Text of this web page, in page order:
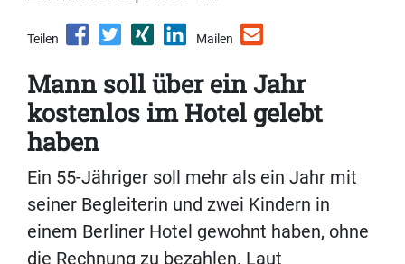
Teilen Mailen
Mann soll über ein Jahr
kostenlos im Hotel gelebt
haben
Ein 55-Jähriger soll mehr als ein Jahr mit
seiner Begleiterin und zwei Kindern in
einem Berliner Hotel gewohnt haben, ohne
die Rechnung zu bezahlen. Laut